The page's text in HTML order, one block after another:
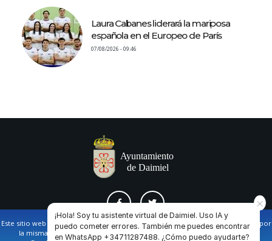
Laura Cabanes liderará la mariposa
española en el Europeo de París
07/08/2026 - 09:46
Este sitio web utiliza cookies propias y de terceros para facilitar la navegación por
la misma y obtener datos estadísticos de la navegación de los usuarios.
¡Hola! Soy tu asistente virtual de Daimiel. Uso IA y
puedo cometer errores. También me puedes encontrar
en WhatsApp +34711287488. ¿Cómo puedo ayudarte?